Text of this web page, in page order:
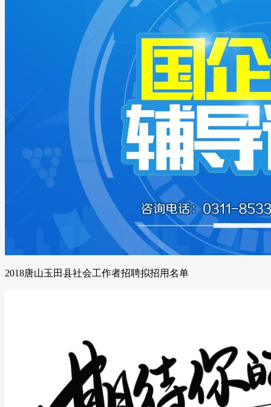
2018唐山玉田县社会工作者招聘拟招用名单